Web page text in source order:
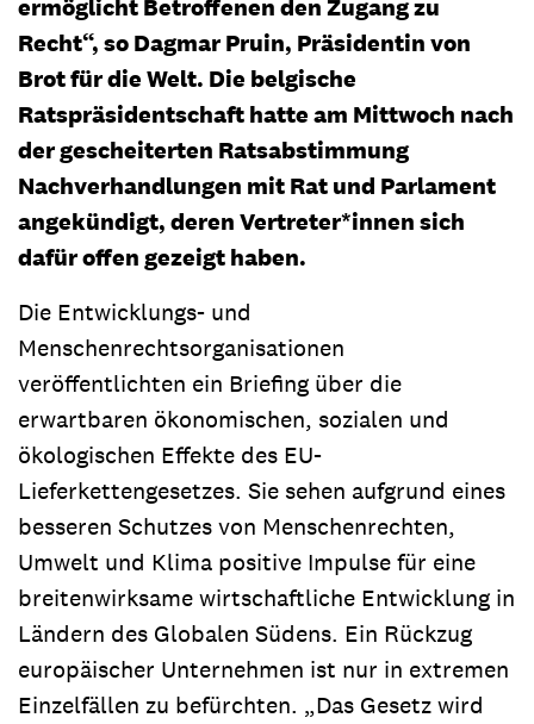
ermöglicht Betroffenen den Zugang zu
Recht“, so Dagmar Pruin, Präsidentin von
Brot für die Welt. Die belgische
Ratspräsidentschaft hatte am Mittwoch nach
der gescheiterten Ratsabstimmung
Nachverhandlungen mit Rat und Parlament
angekündigt, deren Vertreter*innen sich
dafür offen gezeigt haben.
Die Entwicklungs- und
Menschenrechtsorganisationen
veröffentlichten ein Briefing über die
erwartbaren ökonomischen, sozialen und
ökologischen Effekte des EU-
Lieferkettengesetzes. Sie sehen aufgrund eines
besseren Schutzes von Menschenrechten,
Umwelt und Klima positive Impulse für eine
breitenwirksame wirtschaftliche Entwicklung in
Ländern des Globalen Südens. Ein Rückzug
europäischer Unternehmen ist nur in extremen
Einzelfällen zu befürchten. „Das Gesetz wird